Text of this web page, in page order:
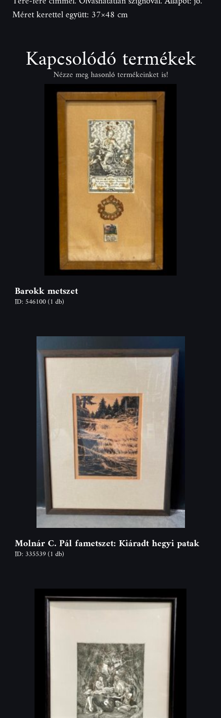
Méret kerettel együtt: 37×48 cm
Kapcsolódó termékek
Nézze meg hasonló termékeinket is!
Barokk metszet
ID: 546100(1 db)
Molnár C. Pál fametszet: Kiáradt hegyi patak
ID: 335539(1 db)